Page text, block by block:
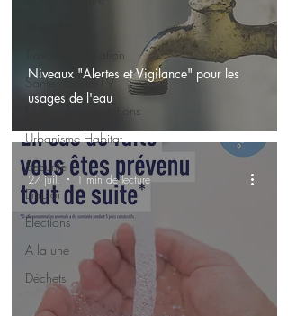
Travaux Circulation
Santé - Covid-19
Culture Manifestations
Urbanisme Habitat
Sécurité
Emploi
Élections
A la une
Déchets
Niveaux "Alertes et Vigilance" pour les
usages de l'eau
27 juil. 1 min de lecture